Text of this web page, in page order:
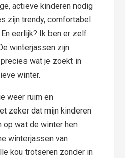
actieve kinderen nodig
zijn trendy, comfortabel
eerlijk? Ik ben er zelf
winterjassen zijn
wat je zoekt in
winter.
weer ruim en
zeker dat mijn kinderen
wat de winter hen
winterjassen van
kou trotseren zonder in